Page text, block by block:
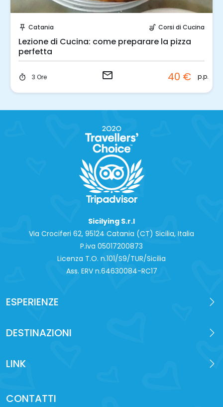
push_pin Catania soup_kitchen Corsi di Cucina
Lezione di Cucina: come preparare la pizza
perfetta
timer 3 Ore email 40 € p.p.
Sicilying S.r.l
Via Crociferi 62, 95124 Catania (CT) Sicilia, Italia
P.iva 0‍5017200873
Licenza T.O. n.101/S9/TUR/Sicilia
Ass. ERV n.64630084-RC17
ESPERIENZE
DESTINAZIONI
LINK
CONTATTI